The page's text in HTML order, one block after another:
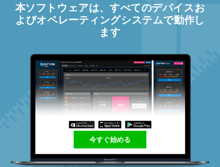
本ソフトウェアは、すべてのデバイスお
よびオペレーティングシステムで動作し
ます
今すぐ始める